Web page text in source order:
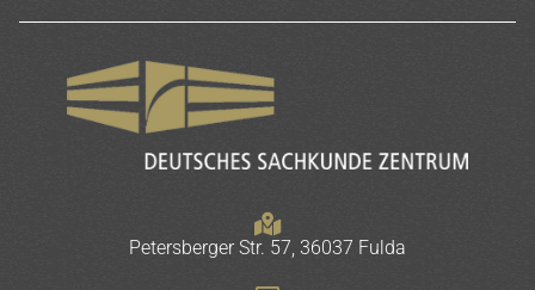
Petersberger Str. 57, 36037 Fulda